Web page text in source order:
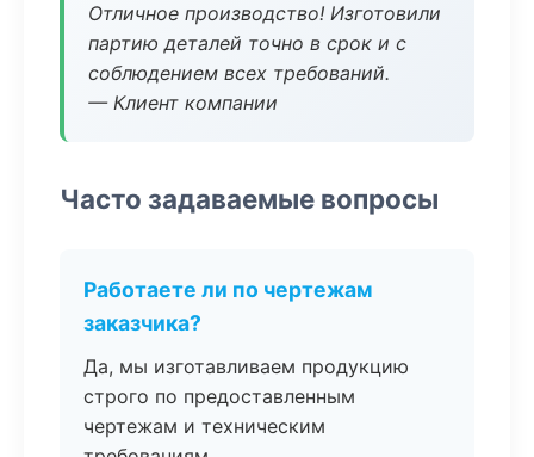
Отличное производство! Изготовили
партию деталей точно в срок и с
соблюдением всех требований.
— Клиент компании
Часто задаваемые вопросы
Работаете ли по чертежам
заказчика?
Да, мы изготавливаем продукцию
строго по предоставленным
чертежам и техническим